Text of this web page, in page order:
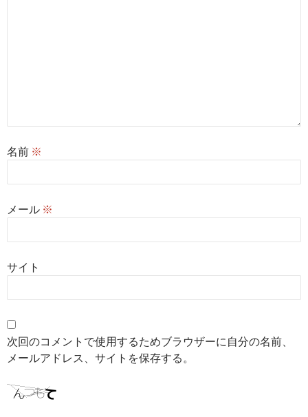
名前 ※
メール ※
サイト
次回のコメントで使用するためブラウザーに自分の名前、
メールアドレス、サイトを保存する。